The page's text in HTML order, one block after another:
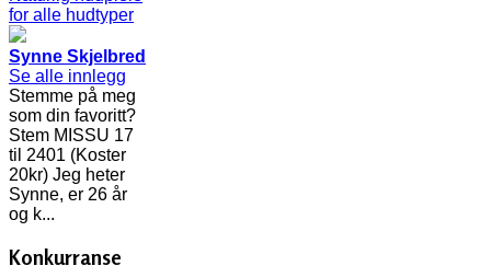
Synne Skjelbred
Se alle innlegg
Stemme på meg
som din favoritt?
Stem MISSU 17
til 2401 (Koster
20kr) Jeg heter
Synne, er 26 år
og k...
Konkurranse